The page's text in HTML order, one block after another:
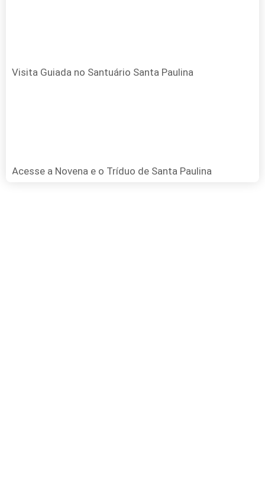
Visita Guiada no Santuário Santa Paulina
Acesse a Novena e o Tríduo de Santa Paulina